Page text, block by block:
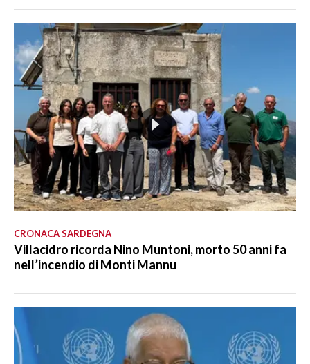
CRONACA SARDEGNA
Villacidro ricorda Nino Muntoni, morto 50 anni fa
nell’incendio di Monti Mannu